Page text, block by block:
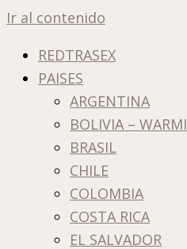
Ir al contenido
REDTRASEX
PAISES
ARGENTINA
BOLIVIA – WARMI
BRASIL
CHILE
COLOMBIA
COSTA RICA
EL SALVADOR